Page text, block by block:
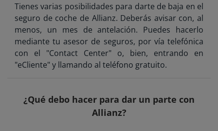
Tienes varias posibilidades para darte de baja en el
seguro de coche de Allianz. Deberás avisar con, al
menos, un mes de antelación. Puedes hacerlo
mediante tu asesor de seguros, por vía telefónica
con el "Contact Center" o, bien, entrando en
"eCliente" y llamando al teléfono gratuito.
¿Qué debo hacer para dar un parte con
Allianz?